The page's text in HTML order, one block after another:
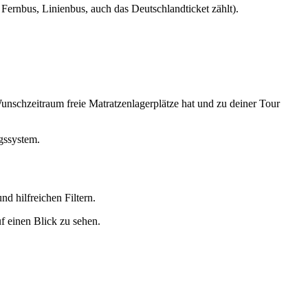
Linienbus, auch das Deutschlandticket zählt).
freie Matratzenlagerplätze hat und zu deiner Tour
hilfreichen Filtern.
einen Blick zu sehen.